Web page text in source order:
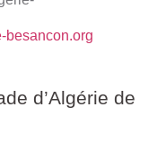
besancon.org
d’Algérie de